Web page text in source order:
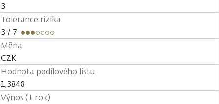
3
Tolerance rizika
3 / 7
Měna
CZK
Hodnota podílového listu
1,3848
Výnos (1 rok)